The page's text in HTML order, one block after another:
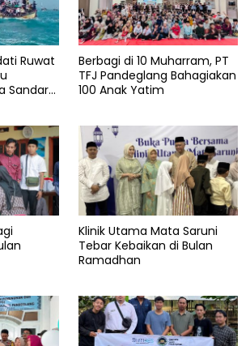
Ruwat
Sandar
Berbagi di 10 Muharram, PT
TFJ Pandeglang Bahagiakan
100 Anak Yatim
Klinik Utama Mata Saruni
Tebar Kebaikan di Bulan
Ramadhan